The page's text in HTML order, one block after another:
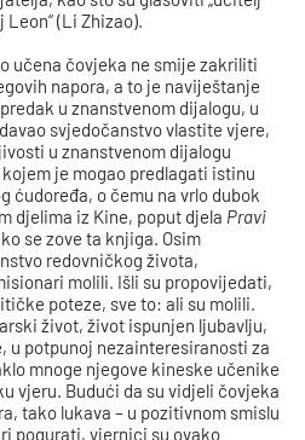
Leon“ (Li Zhizao).
učena čovjeka ne smije zakriliti
napora, a to je naviještanje
u znanstvenom dijalogu, u
svjedočanstvo vlastite vjere,
u znanstvenom dijalogu
je mogao predlagati istinu
ćudoređa, o čemu na vrlo dubok
djelima iz Kine, poput djela Pravi
se zove ta knjiga. Osim
redovničkog života,
molili. Išli su propovijedati,
poteze, sve to: ali su molili.
život, život ispunjen ljubavlju,
u potpunoj nezainteresiranosti za
mnoge njegove kineske učenike
vjeru. Budući da su vidjeli čovjeka
tako lukava – u pozitivnom smislu
pogurati, vjernici su ovako